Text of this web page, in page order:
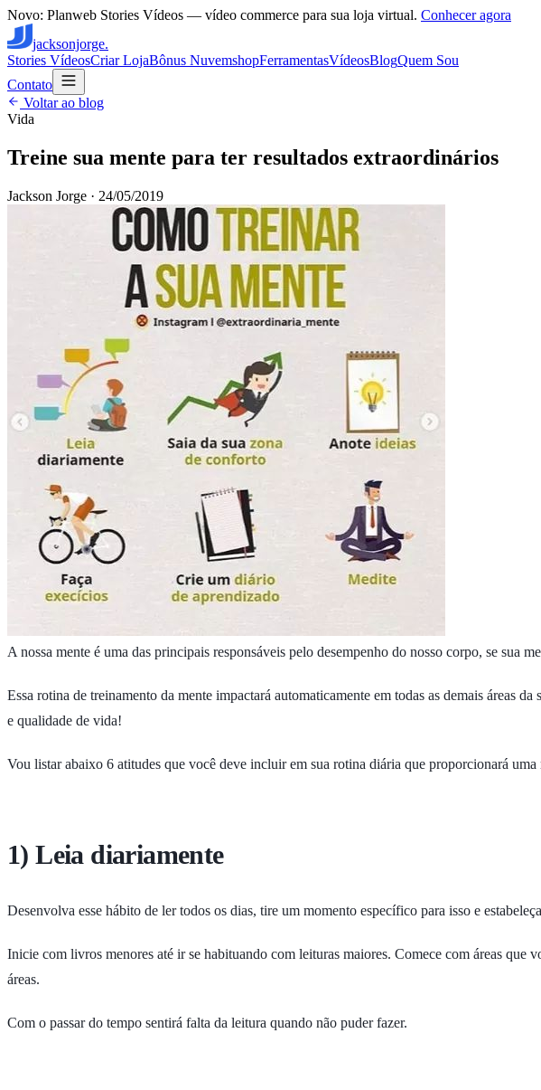
Novo: Planweb Stories Vídeos — vídeo commerce para sua loja virtual. Conhecer agora
jacksonjorge.
Stories VídeosCriar LojaBônus NuvemshopFerramentasVídeosBlogQuem Sou
Contato
Voltar ao blog
Vida
Treine sua mente para ter resultados extraordinários
Jackson Jorge · 24/05/2019
A nossa mente é uma das principais responsáveis pelo desempenho do nosso corpo, se sua
Essa rotina de treinamento da mente impactará automaticamente em todas as demais áreas
e qualidade de vida!
Vou listar abaixo 6 atitudes que você deve incluir em sua rotina diária que proporcionará
1) Leia diariamente
Desenvolva esse hábito de ler todos os dias, tire um momento específico para isso e
Inicie com livros menores até ir se habituando com leituras maiores. Comece com áreas que
áreas.
Com o passar do tempo sentirá falta da leitura quando não puder fazer.